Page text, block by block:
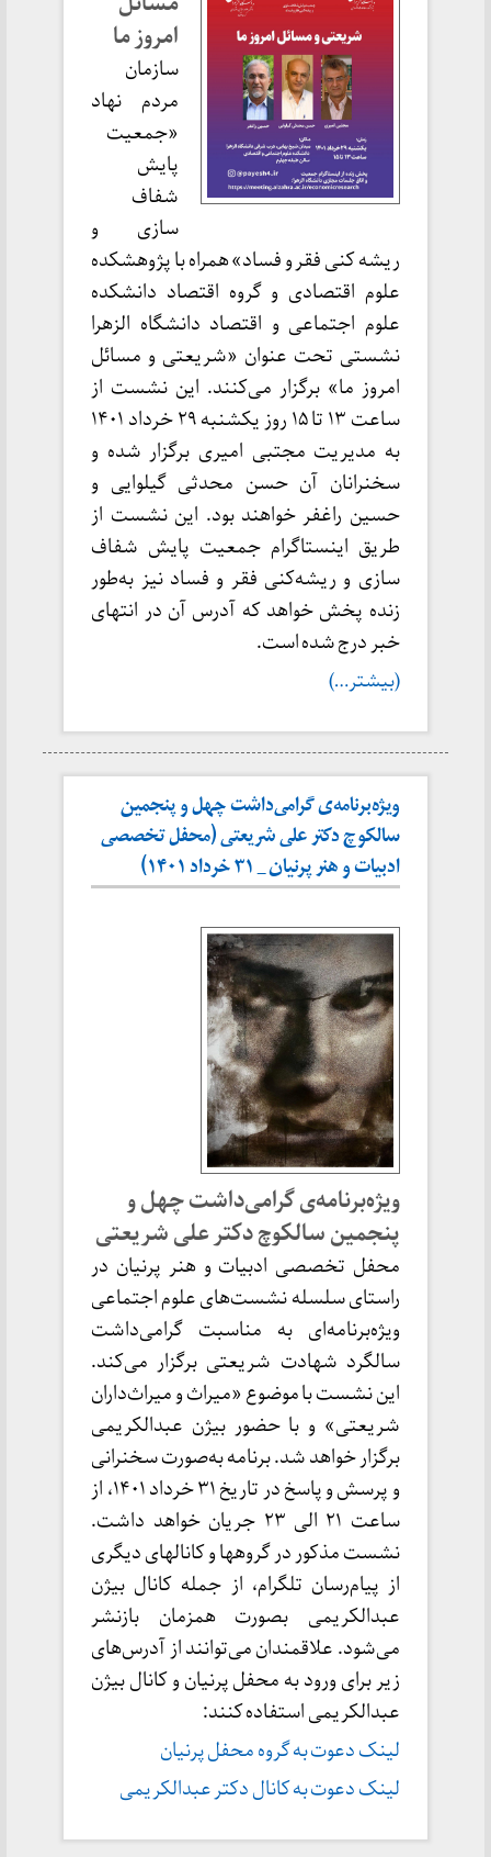
امروز ما
سازمان
مردم نهاد
«جمعیت
پایش
شفاف
سازی و
ریشه کنی فقر و فساد» همراه با پژوهشکده
علوم اقتصادی و گروه اقتصاد دانشکده
علوم اجتماعی و اقتصاد دانشگاه الزهرا
نشستی تحت عنوان «شریعتی و مسائل
امروز ما» برگزار می‌کنند. این نشست از
ساعت ۱۳ تا ۱۵ روز یکشنبه ۲۹ خرداد ۱۴۰۱
به مدیریت مجتبی امیری برگزار شده و
سخنرانان آن حسن محدثی گیلوایی و
حسین راغفر خواهند بود. این نشست از
طریق اینستاگرام جمعیت پایش شفاف
سازی و ریشه‌کنی فقر و فساد نیز به‌طور
زنده پخش خواهد که آدرس آن در انتهای
خبر درج شده است.
(بیشتر…)
ویژه‌برنامه‌ی گرامی‌داشت چهل و پنجمین
سالکوچ دکتر علی شریعتی (محفل تخصصی
ادبیات و هنر پرنیان _ ۳۱ خرداد ۱۴۰۱)
ویژه‌برنامه‌ی گرامی‌داشت چهل و
پنجمین سالکوچ دکتر علی شریعتی
محفل تخصصی ادبیات و هنر پرنیان در
راستای سلسله نشست‌های علوم اجتماعی
ویژه‌برنامه‌ای به مناسبت گرامی‌داشت
سالگرد شهادت شریعتی برگزار می‌کند.
این نشست با موضوع «میراث و میراث‌داران
شریعتی» و با حضور بیژن عبدالکریمی
برگزار خواهد شد. برنامه به‌صورت سخنرانی
و پرسش و پاسخ در تاریخ ۳۱ خرداد ۱۴۰۱، از
ساعت ۲۱ الی ۲۳ جریان خواهد داشت.
نشست مذکور در گروهها و کانالهای دیگری
از پیام‌ر‌سان تلگرام، از جمله کانال بیژن
عبدالکریمی بصورت همزمان بازنشر
می‌شود. علاقمندان می‌توانند از آدرس‌های
زیر برای ورود به محفل پرنیان و کانال بیژن
عبدالکریمی استفاده کنند:
لینک دعوت به گروه محفل پرنیان
لینک دعوت به کانال دکتر عبدالکریمی